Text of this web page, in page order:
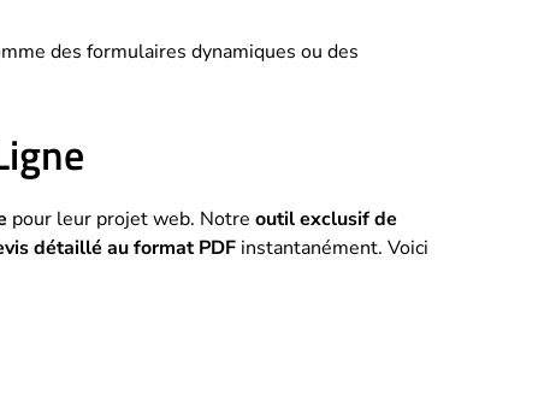
des formulaires dynamiques ou des
pour leur projet web. Notre outil exclusif de
détaillé au format PDF instantanément. Voici